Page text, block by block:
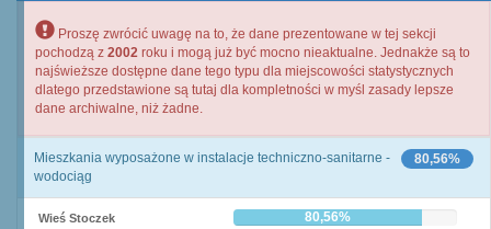
Proszę zwrócić uwagę na to, że dane prezentowane w tej sekcji
pochodzą z 2002 roku i mogą już być mocno nieaktualne. Jednakże są to
najświeższe dostępne dane tego typu dla miejscowości statystycznych
dlatego przedstawione są tutaj dla kompletności w myśl zasady lepsze
dane archiwalne, niż żadne.
80,56%
Mieszkania wyposażone w instalacje techniczno-sanitarne -
wodociąg
Wieś Stoczek 80,56%